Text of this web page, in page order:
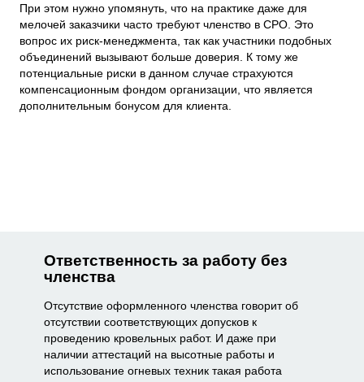
При этом нужно упомянуть, что на практике даже для
мелочей заказчики часто требуют членство в СРО. Это
вопрос их риск-менеджмента, так как участники подобных
объединений вызывают больше доверия. К тому же
потенциальные риски в данном случае страхуются
компенсационным фондом организации, что является
дополнительным бонусом для клиента.
Ответственность за работу без
членства
Отсутствие оформленного членства говорит об
отсутствии соответствующих допусков к
проведению кровельных работ. И даже при
наличии аттестаций на высотные работы и
использование огневых техник такая работа